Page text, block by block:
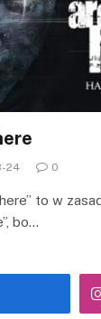
24 0
to w
bo…